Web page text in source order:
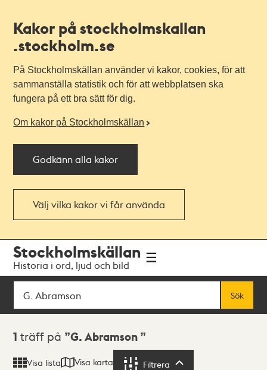
Kakor på stockholmskallan
.stockholm.se
På Stockholmskällan använder vi kakor, cookies, för att
sammanställa statistik och för att webbplatsen ska
fungera på ett bra sätt för dig.
Om kakor på Stockholmskällan
Godkänn alla kakor
Välj vilka kakor vi får använda
navigationen
huvudinnehållet
Stockholmskällan
Historia i ord, ljud och bild
Sök
Sök
Sökresultat
1 träff på G. Abramson
Visa lista Visa karta Filtrera